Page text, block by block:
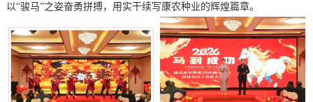
以“骏马”之姿奋勇拼搏，用实干续写康农种业的辉煌篇章。